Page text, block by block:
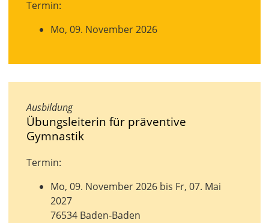
Termin:
Mo, 09. November 2026
Ausbildung
Übungsleiterin für präventive
Gymnastik
Termin:
Mo, 09. November 2026 bis Fr, 07. Mai
2027
76534 Baden-Baden